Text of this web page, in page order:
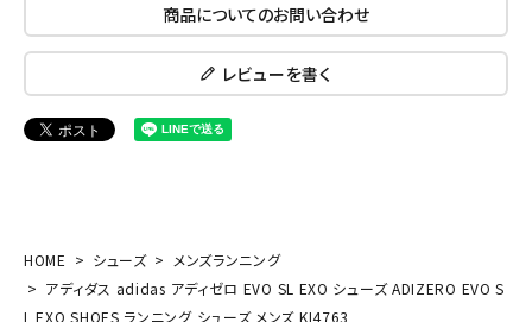
商品についてのお問い合わせ
レビューを書く
HOME シューズ
メンズランニング
アディダス adidas アディゼロ EVO SL EXO シューズ ADIZERO EVO S
L EXO SHOES ランニング シューズ メンズ KI4763